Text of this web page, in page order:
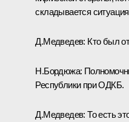
складывается
Д.Медведев: Кто был
Н.Бордюжа:
Республики при ОДКБ.
Д.Медведев: То есть